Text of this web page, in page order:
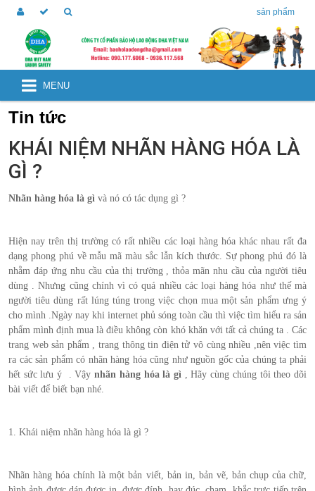
sản phẩm
MENU
Tin tức
KHÁI NIỆM NHÃN HÀNG HÓA LÀ
GÌ ?
Nhãn hàng hóa là gì và nó có tác dụng gì ?
Hiện nay trên thị trường có rất nhiều các loại hàng hóa khác nhau rất đa
dạng phong phú về mẫu mã màu sắc lẫn kích thước. Sự phong phú đó là
nhằm đáp ứng nhu cầu của thị trường , thỏa mãn nhu cầu của người tiêu
dùng . Nhưng cũng chính vì có quá nhiều các loại hàng hóa như thế mà
người tiêu dùng rất lúng túng trong việc chọn mua một sản phẩm ưng ý
cho mình .Ngày nay khi internet phủ sóng toàn cầu thì việc tìm hiểu ra sản
phẩm mình định mua là điều không còn khó khăn với tất cả chúng ta . Các
trang web sản phẩm , trang thông tin điện tử vô cùng nhiều ,nên việc tìm
ra các sản phẩm có nhãn hàng hóa cũng như nguồn gốc của chúng ta phải
hết sức lưu ý . Vậynhãn hàng hóa là gì, Hãy cùng chúng tôi theo dõi
bài viết để biết bạn nhé.
1. Khái niệm nhãn hàng hóa là gì ?
Nhãn hàng hóa chính là một bản viết, bản in, bản vẽ, bản chụp của chữ,